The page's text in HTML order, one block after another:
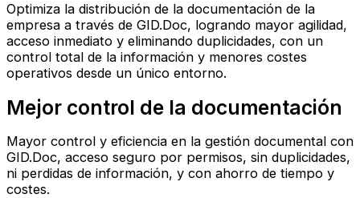
Optimiza la distribución de la documentación de la
empresa a través de GID.Doc, logrando mayor agilidad,
acceso inmediato y eliminando duplicidades, con un
control total de la información y menores costes
operativos desde un único entorno.
Mejor control de la documentación
Mayor control y eficiencia en la gestión documental con
GID.Doc, acceso seguro por permisos, sin duplicidades,
ni perdidas de información, y con ahorro de tiempo y
costes.